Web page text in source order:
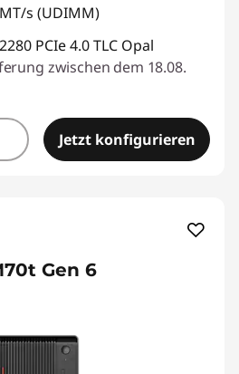
s (UDIMM)
PCIe 4.0 TLC Opal
zwischen dem 18.08.
Jetzt konfigurieren
Gen 6